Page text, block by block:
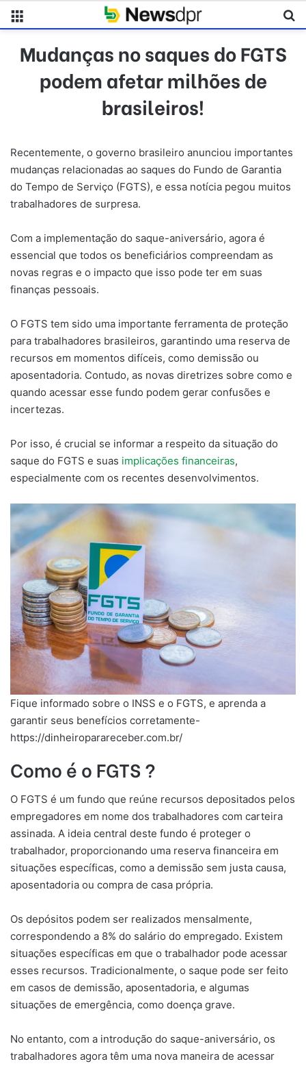
Mudanças no saques do FGTS
podem afetar milhões de
brasileiros!
Recentemente, o governo brasileiro anunciou importantes
mudanças relacionadas ao saques do Fundo de Garantia
do Tempo de Serviço (FGTS), e essa notícia pegou muitos
trabalhadores de surpresa.
Com a implementação do saque-aniversário, agora é
essencial que todos os beneficiários compreendam as
novas regras e o impacto que isso pode ter em suas
finanças pessoais.
O FGTS tem sido uma importante ferramenta de proteção
para trabalhadores brasileiros, garantindo uma reserva de
recursos em momentos difíceis, como demissão ou
aposentadoria. Contudo, as novas diretrizes sobre como e
quando acessar esse fundo podem gerar confusões e
incertezas.
Por isso, é crucial se informar a respeito da situação do
saque do FGTS e suas implicações financeiras,
especialmente com os recentes desenvolvimentos.
Fique informado sobre o INSS e o FGTS, e aprenda a
garantir seus benefícios corretamente-
https://dinheiroparareceber.com.br/
Como é o FGTS ?
O FGTS é um fundo que reúne recursos depositados pelos
empregadores em nome dos trabalhadores com carteira
assinada. A ideia central deste fundo é proteger o
trabalhador, proporcionando uma reserva financeira em
situações específicas, como a demissão sem justa causa,
aposentadoria ou compra de casa própria.
Os depósitos podem ser realizados mensalmente,
correspondendo a 8% do salário do empregado. Existem
situações específicas em que o trabalhador pode acessar
esses recursos. Tradicionalmente, o saque pode ser feito
em casos de demissão, aposentadoria, e algumas
situações de emergência, como doença grave.
No entanto, com a introdução do saque-aniversário, os
trabalhadores agora têm uma nova maneira de acessar